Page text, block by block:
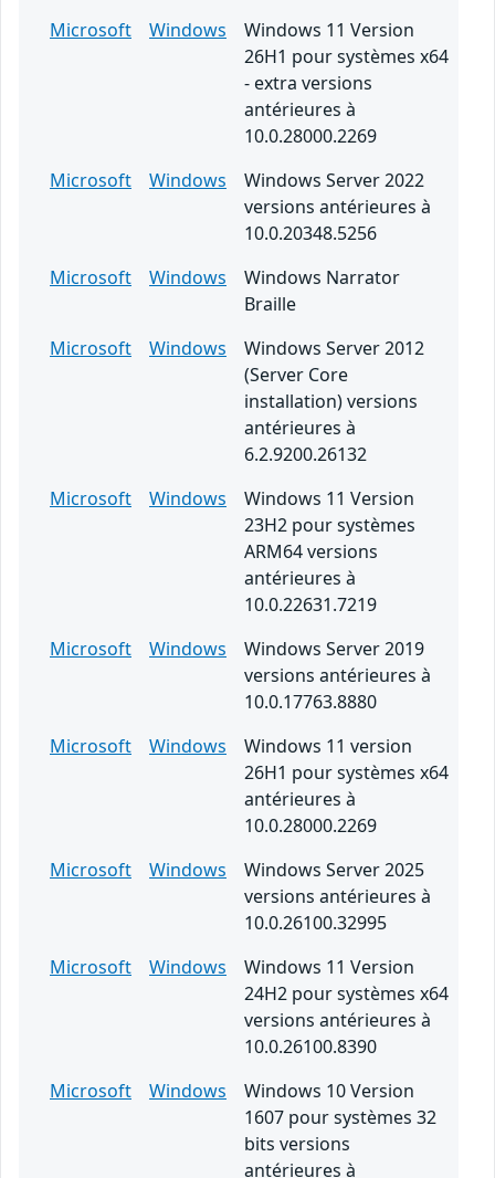
Microsoft
Windows
Windows 11 Version
26H1 pour systèmes x64
- extra versions
antérieures à
10.0.28000.2269
Microsoft
Windows
Windows Server 2022
versions antérieures à
10.0.20348.5256
Microsoft
Windows
Windows Narrator
Braille
Microsoft
Windows
Windows Server 2012
(Server Core
installation) versions
antérieures à
6.2.9200.26132
Microsoft
Windows
Windows 11 Version
23H2 pour systèmes
ARM64 versions
antérieures à
10.0.22631.7219
Microsoft
Windows
Windows Server 2019
versions antérieures à
10.0.17763.8880
Microsoft
Windows
Windows 11 version
26H1 pour systèmes x64
antérieures à
10.0.28000.2269
Microsoft
Windows
Windows Server 2025
versions antérieures à
10.0.26100.32995
Microsoft
Windows
Windows 11 Version
24H2 pour systèmes x64
versions antérieures à
10.0.26100.8390
Microsoft
Windows
Windows 10 Version
1607 pour systèmes 32
bits versions
antérieures à